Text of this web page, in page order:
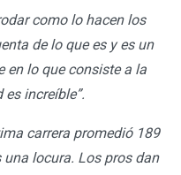
como lo hacen los
de lo que es y es un
en lo que consiste a la
increíble”.
carrera promedió 189
locura. Los pros dan